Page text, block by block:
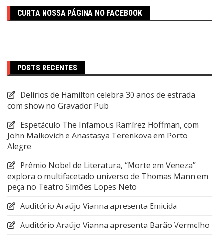
CURTA NOSSA PÁGINA NO FACEBOOK
POSTS RECENTES
Delírios de Hamilton celebra 30 anos de estrada
com show no Gravador Pub
Espetáculo The Infamous Ramírez Hoffman, com
John Malkovich e Anastasya Terenkova em Porto
Alegre
Prêmio Nobel de Literatura, “Morte em Veneza”
explora o multifacetado universo de Thomas Mann em
peça no Teatro Simões Lopes Neto
Auditório Araújo Vianna apresenta Emicida
Auditório Araújo Vianna apresenta Barão Vermelho